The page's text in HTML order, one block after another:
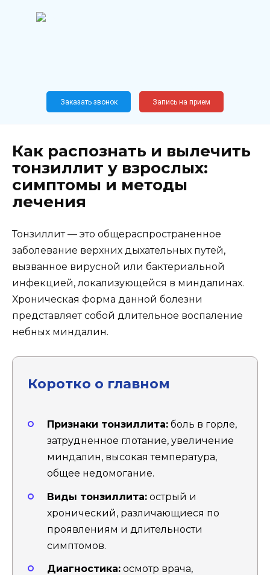
Новослободская, 62, к12
Заказать звонок Запись на прием
Как распознать и вылечить
тонзиллит у взрослых:
симптомы и методы
лечения
Тонзиллит — это общераспространенное
заболевание верхних дыхательных путей,
вызванное вирусной или бактериальной
инфекцией, локализующейся в миндалинах.
Хроническая форма данной болезни
представляет собой длительное воспаление
небных миндалин.
Коротко о главном
Признаки тонзиллита: боль в горле,
затрудненное глотание, увеличение
миндалин, высокая температура,
общее недомогание.
Виды тонзиллита: острый и
хронический, различающиеся по
проявлениям и длительности
симптомов.
Диагностика: осмотр врача,